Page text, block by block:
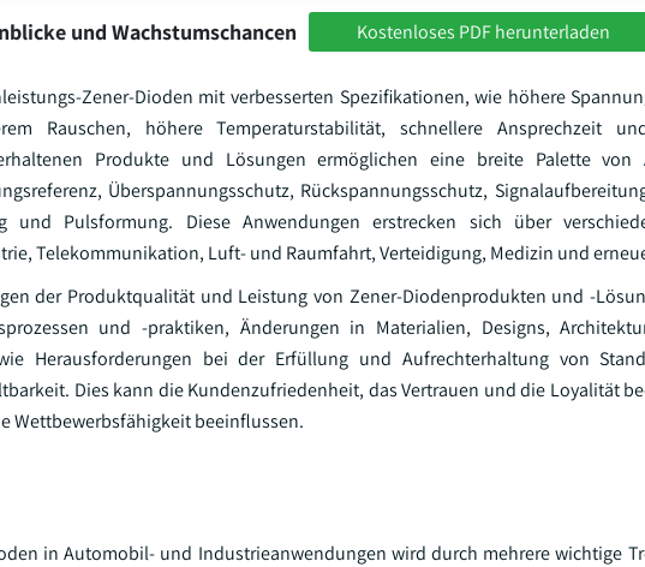
und Wachstumschancen Kostenloses PDF herunterladen
Zener-Dioden mit verbesserten Spezifikationen, wie höhere
Rauschen, höhere Temperaturstabilität, schnellere Ansprechzeit
Produkte und Lösungen ermöglichen eine breite Palette von
Überspannungsschutz, Rückspannungsschutz,
und Pulsformung. Diese Anwendungen erstrecken sich über
Telekommunikation, Luft- und Raumfahrt, Verteidigung, Medizin und
der Produktqualität und Leistung von Zener-Diodenprodukten und -
und -praktiken, Änderungen in Materialien, Designs,
Herausforderungen bei der Erfüllung und Aufrechterhaltung von
Dies kann die Kundenzufriedenheit, das Vertrauen und die Loyalität
Wettbewerbsfähigkeit beeinflussen.
in Automobil- und Industrieanwendungen wird durch mehrere wichtige